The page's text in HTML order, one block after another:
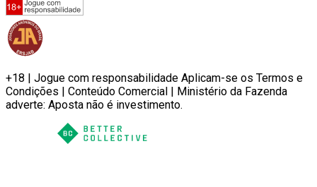
+18 | Jogue com responsabilidade Aplicam-se os Termos e
Condições | Conteúdo Comercial | Ministério da Fazenda
adverte: Aposta não é investimento.